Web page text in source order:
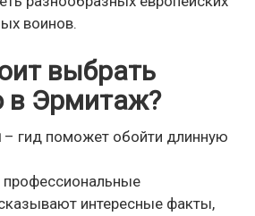
воинов.
выбрать
в Эрмитаж?
– гид поможет обойти длинную
профессиональные
интересные факты,